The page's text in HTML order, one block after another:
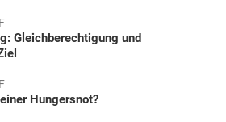
Gleichberechtigung und
Hungersnot?